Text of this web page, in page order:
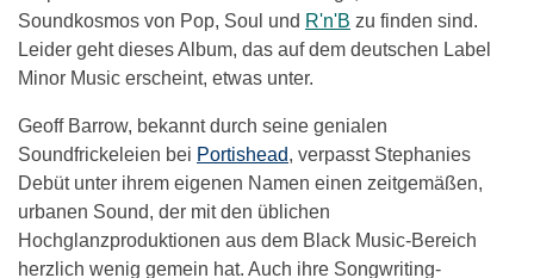
Soundkosmos von Pop, Soul und R'n'B zu finden sind.
Leider geht dieses Album, das auf dem deutschen Label
Minor Music erscheint, etwas unter.
Geoff Barrow, bekannt durch seine genialen
Soundfrickeleien bei Portishead, verpasst Stephanies
Debüt unter ihrem eigenen Namen einen zeitgemäßen,
urbanen Sound, der mit den üblichen
Hochglanzproduktionen aus dem Black Music-Bereich
herzlich wenig gemein hat. Auch ihre Songwriting-